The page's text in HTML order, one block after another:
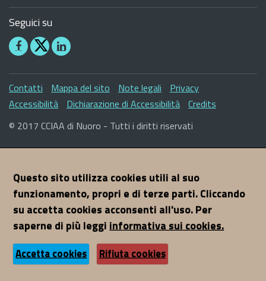
Seguici su
Seguici
su
Facebook
Seguici
su
Linkedin
Sezione
Link
Contatti Mappa del sito Note legali
Privacy
Accessibilità
Dichiarazione di Accessibilità Credits
© 2017 CCIAA di Nuoro - Tutti i diritti riservati
Questo sito utilizza cookies utili al suo
funzionamento, propri e di terze parti. Cliccando
su accetta cookies acconsenti all'uso. Per
saperne di più leggiinformativa sui cookies.
Accetta cookies Rifiuta cookies